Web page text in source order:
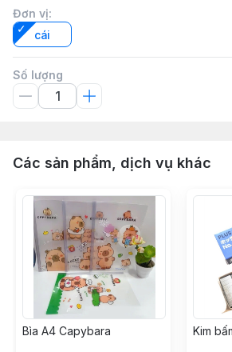
Đơn vị:
cái
Số lượng
Các sản phẩm, dịch vụ khác
Bìa A4 Capybara Kim